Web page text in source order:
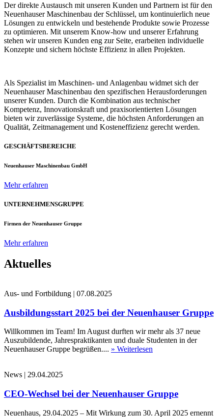
Der direkte Austausch mit unseren Kunden und Partnern ist für den
Neuenhauser Maschinenbau der Schlüssel, um kontinuierlich neue
Lösungen zu entwickeln und bestehende Produkte sowie Prozesse
zu optimieren. Mit unserem Know-how und unserer Erfahrung
stehen wir unseren Kunden eng zur Seite, erarbeiten individuelle
Konzepte und sichern höchste Effizienz in allen Projekten.
Als Spezialist im Maschinen- und Anlagenbau widmet sich der
Neuenhauser Maschinenbau den spezifischen Herausforderungen
unserer Kunden. Durch die Kombination aus technischer
Kompetenz, Innovationskraft und praxisorientierten Lösungen
bieten wir zuverlässige Systeme, die höchsten Anforderungen an
Qualität, Zeitmanagement und Kosteneffizienz gerecht werden.
GESCHÄFTSBEREICHE
Neuenhauser Maschinenbau GmbH
Mehr erfahren
UNTERNEHMENSGRUPPE
Firmen der Neuenhauser Gruppe
Mehr erfahren
Aktuelles
Aus- und Fortbildung | 07.08.2025
Ausbildungsstart 2025 bei der Neuenhauser Gruppe
Willkommen im Team! Im August durften wir mehr als 37 neue
Auszubildende, Jahrespraktikanten und duale Studenten in der
Neuenhauser Gruppe begrüßen.... » Weiterlesen
News | 29.04.2025
CEO-Wechsel bei der Neuenhauser Gruppe
Neuenhaus, 29.04.2025 – Mit Wirkung zum 30. April 2025 ernennt